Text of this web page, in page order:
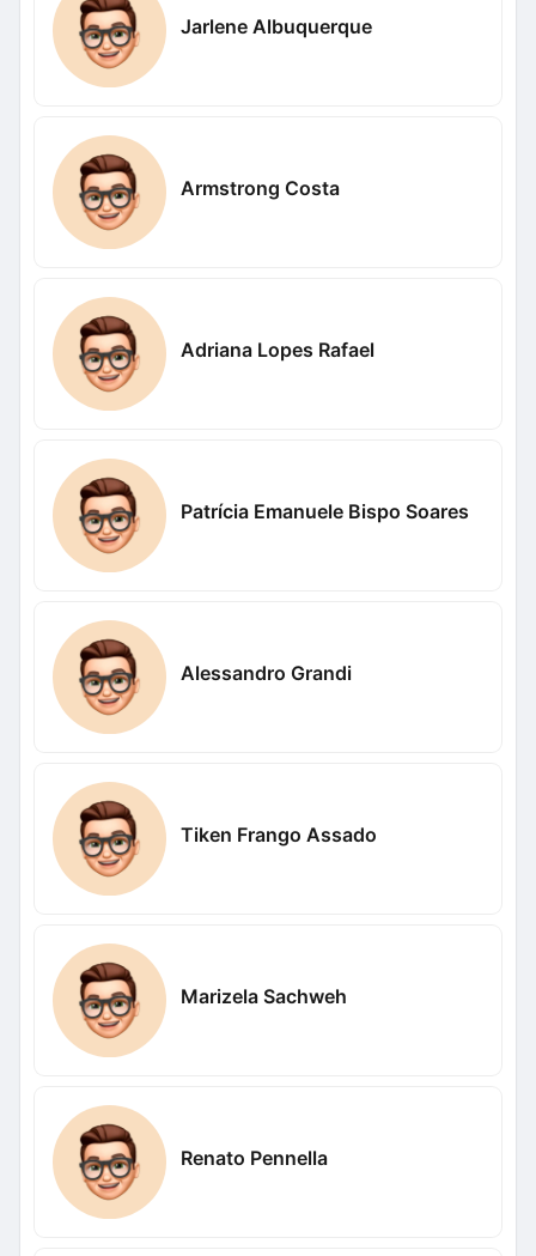
Jarlene Albuquerque
Armstrong Costa
Adriana Lopes Rafael
Patrícia Emanuele Bispo Soares
Alessandro Grandi
Tiken Frango Assado
Marizela Sachweh
Renato Pennella